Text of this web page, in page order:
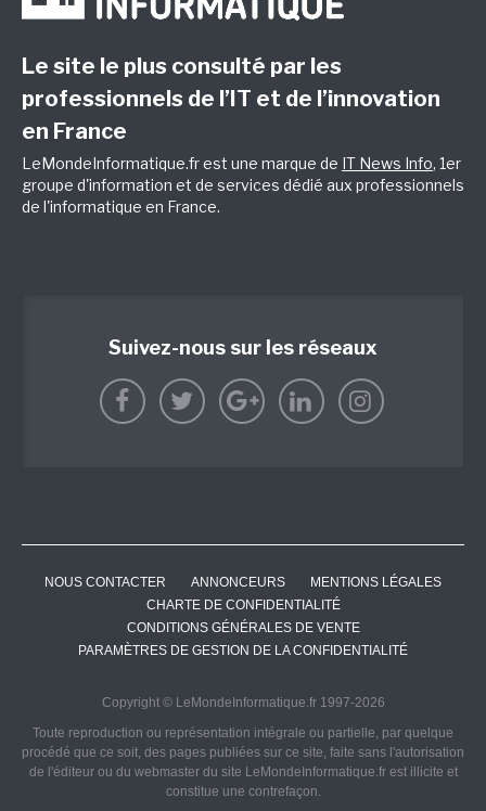
Le site le plus consulté par les
professionnels de l’IT et de l’innovation
en France
LeMondeInformatique.fr est une marque de IT News Info, 1er
groupe d'information et de services dédié aux professionnels
de l'informatique en France.
Suivez-nous sur les réseaux
NOUS CONTACTER ANNONCEURS
MENTIONS LÉGALES
CHARTE DE CONFIDENTIALITÉ
CONDITIONS GÉNÉRALES DE VENTE
PARAMÈTRES DE GESTION DE LA CONFIDENTIALITÉ
Copyright © LeMondeInformatique.fr 1997-2026
Toute reproduction ou représentation intégrale ou partielle, par quelque
procédé que ce soit, des pages publiées sur ce site, faite sans l'autorisation
de l'éditeur ou du webmaster du site LeMondeInformatique.fr est illicite et
constitue une contrefaçon.